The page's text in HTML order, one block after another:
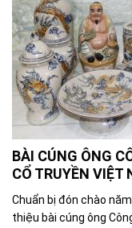
BÀI CÚNG ÔNG
CỔ TRUYỀN VIỆT
Chuẩn bị đón chào
thiệu bài cúng ông